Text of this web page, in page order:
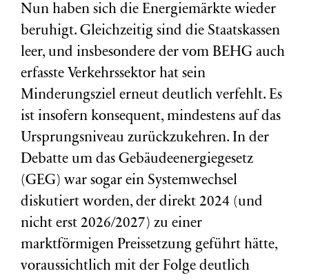
Nun haben sich die Energiemärkte wieder
beruhigt. Gleichzeitig sind die Staatskassen
leer, und insbesondere der vom BEHG auch
erfasste Verkehrssektor hat sein
Minderungsziel erneut deutlich verfehlt. Es
ist insofern konsequent, mindestens auf das
Ursprungsniveau zurückzukehren. In der
Debatte um das Gebäudeenergiegesetz
(GEG) war sogar ein Systemwechsel
diskutiert worden, der direkt 2024 (und
nicht erst 2026/2027) zu einer
marktförmigen Preissetzung geführt hätte,
voraussichtlich mit der Folge deutlich